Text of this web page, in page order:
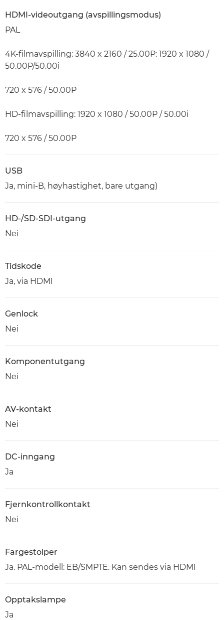
HDMI-videoutgang (avspillingsmodus)
PAL
4K-filmavspilling: 3840 x 2160 / 25.00P: 1920 x 1080 /
50.00P/50.00i
720 x 576 / 50.00P
HD-filmavspilling: 1920 x 1080 / 50.00P / 50.00i
720 x 576 / 50.00P
USB
Ja, mini-B, høyhastighet, bare utgang)
HD-/SD-SDI-utgang
Nei
Tidskode
Ja, via HDMI
Genlock
Nei
Komponentutgang
Nei
AV-kontakt
Nei
DC-inngang
Ja
Fjernkontrollkontakt
Nei
Fargestolper
Ja. PAL-modell: EB/SMPTE. Kan sendes via HDMI
Opptakslampe
Ja